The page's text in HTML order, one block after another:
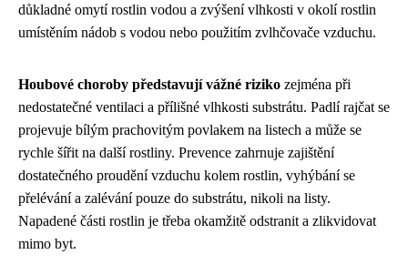
důkladné omytí rostlin vodou a zvýšení vlhkosti v okolí rostlin
umístěním nádob s vodou nebo použitím zvlhčovače vzduchu.
Houbové choroby představují vážné riziko zejména při
nedostatečné ventilaci a přílišné vlhkosti substrátu. Padlí rajčat se
projevuje bílým prachovitým povlakem na listech a může se
rychle šířit na další rostliny. Prevence zahrnuje zajištění
dostatečného proudění vzduchu kolem rostlin, vyhýbání se
přelévání a zalévání pouze do substrátu, nikoli na listy.
Napadené části rostlin je třeba okamžitě odstranit a zlikvidovat
mimo byt.